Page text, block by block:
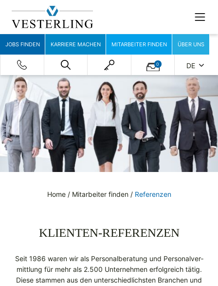
JOBS FINDEN KARRIERE MACHEN MITARBEITER FINDEN ÜBER UNS
0 DE
Home/ Mitarbeiter finden/ Referenzen
KLIENTEN-REFERENZEN
Seit 1986 wa­ren wir als Personalberatung und Per­so­nal­ver­
mitt­lung für mehr als 2.500 Un­ter­neh­men er­folg­reich tä­tig.
Diese stammen aus den unterschiedlichsten Branchen und